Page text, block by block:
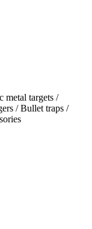
metal targets /
/ Bullet traps /